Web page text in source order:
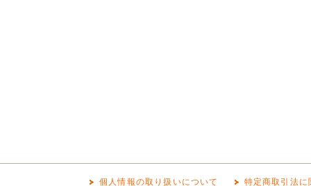
個人情報の取り扱いについて 特定商取引法に